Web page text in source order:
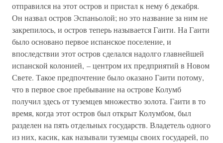
отправился на этот остров и пристал к нему 6 декабря.
Он назвал остров Эспаньолой; но это название за ним не
закрепилось, и остров теперь называется Гаити. На Гаити
было основано первое испанское поселение, и
впоследствии этот остров сделался надолго главнейшей
испанской колонией, – центром их предприятий в Новом
Свете. Такое предпочтение было оказано Гаити потому,
что в первое свое пребывание на острове Колумб
получил здесь от туземцев множество золота. Гаити в то
время, когда этот остров был открыт Колумбом, был
разделен на пять отдельных государств. Владетель одного
из них, касик, как называли туземцы своих государей, по